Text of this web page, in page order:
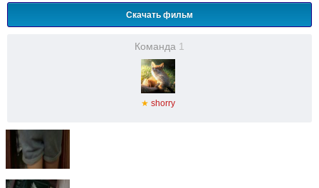
Скачать фильм
Команда 1
★ shorry